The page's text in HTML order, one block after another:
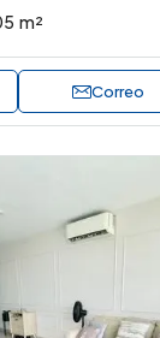
m²
Correo